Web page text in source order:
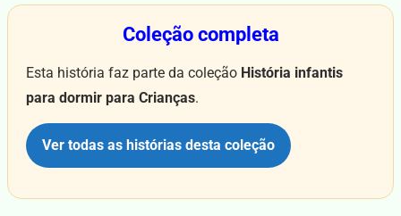
Coleção completa
Esta história faz parte da coleção História infantis
para dormir para Crianças.
Ver todas as histórias desta coleção